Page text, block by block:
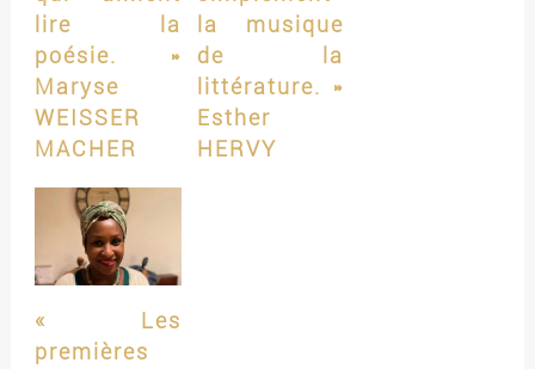
lire la
poésie. »
Maryse
WEISSER
MACHER
la musique
de la
littérature. »
Esther
HERVY
« Les
premières